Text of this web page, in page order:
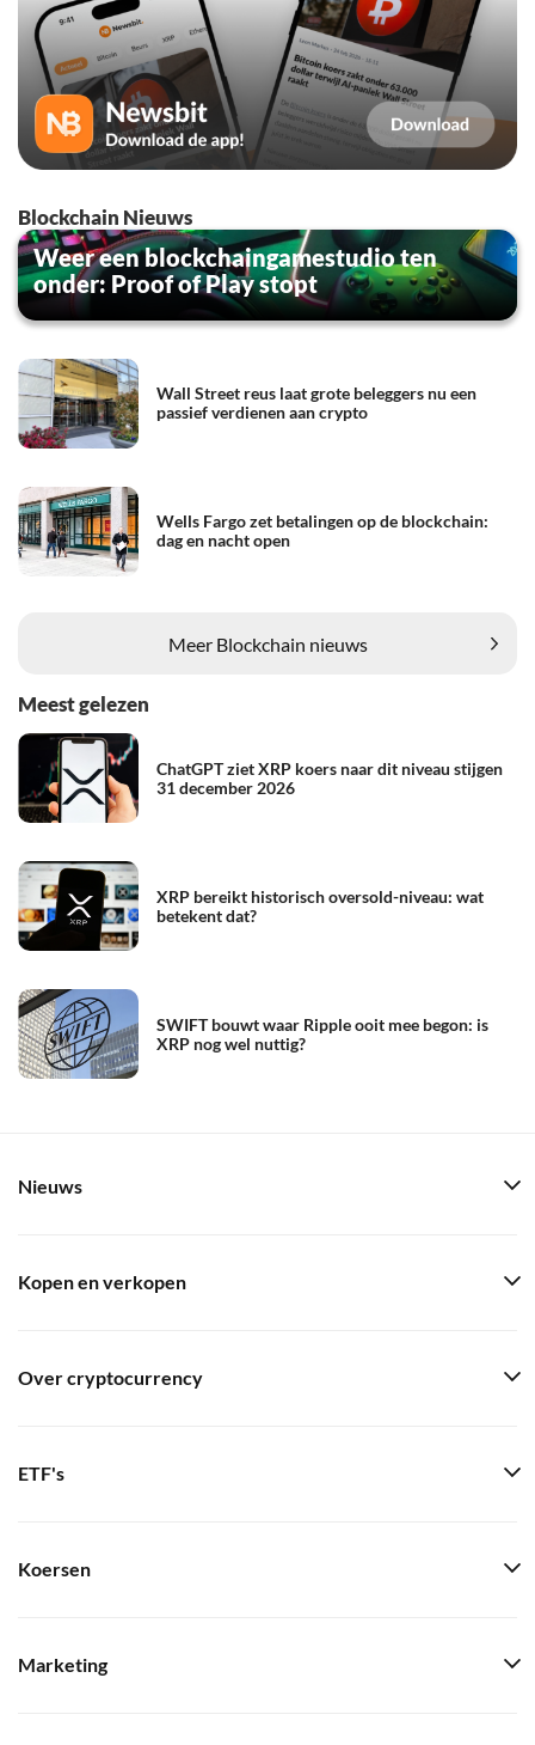
Blockchain Nieuws
Weer een blockchaingamestudio ten
onder: Proof of Play stopt
Wall Street reus laat grote beleggers nu een
passief verdienen aan crypto
Wells Fargo zet betalingen op de blockchain:
dag en nacht open
Meer Blockchain nieuws
Meest gelezen
ChatGPT ziet XRP koers naar dit niveau stijgen
31 december 2026
XRP bereikt historisch oversold-niveau: wat
betekent dat?
SWIFT bouwt waar Ripple ooit mee begon: is
XRP nog wel nuttig?
Nieuws
Kopen en verkopen
Over cryptocurrency
ETF's
Koersen
Marketing